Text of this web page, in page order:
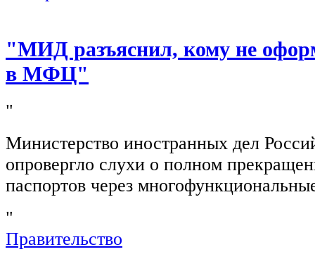
"МИД разъяснил, кому не
в МФЦ"
"
Министерство иностранных дел
опровергло слухи о полном
паспортов через
"
Правительство